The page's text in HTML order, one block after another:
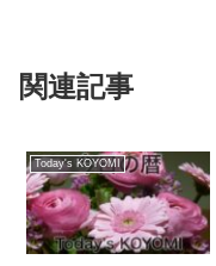
関連記事
Today's KOYOMI